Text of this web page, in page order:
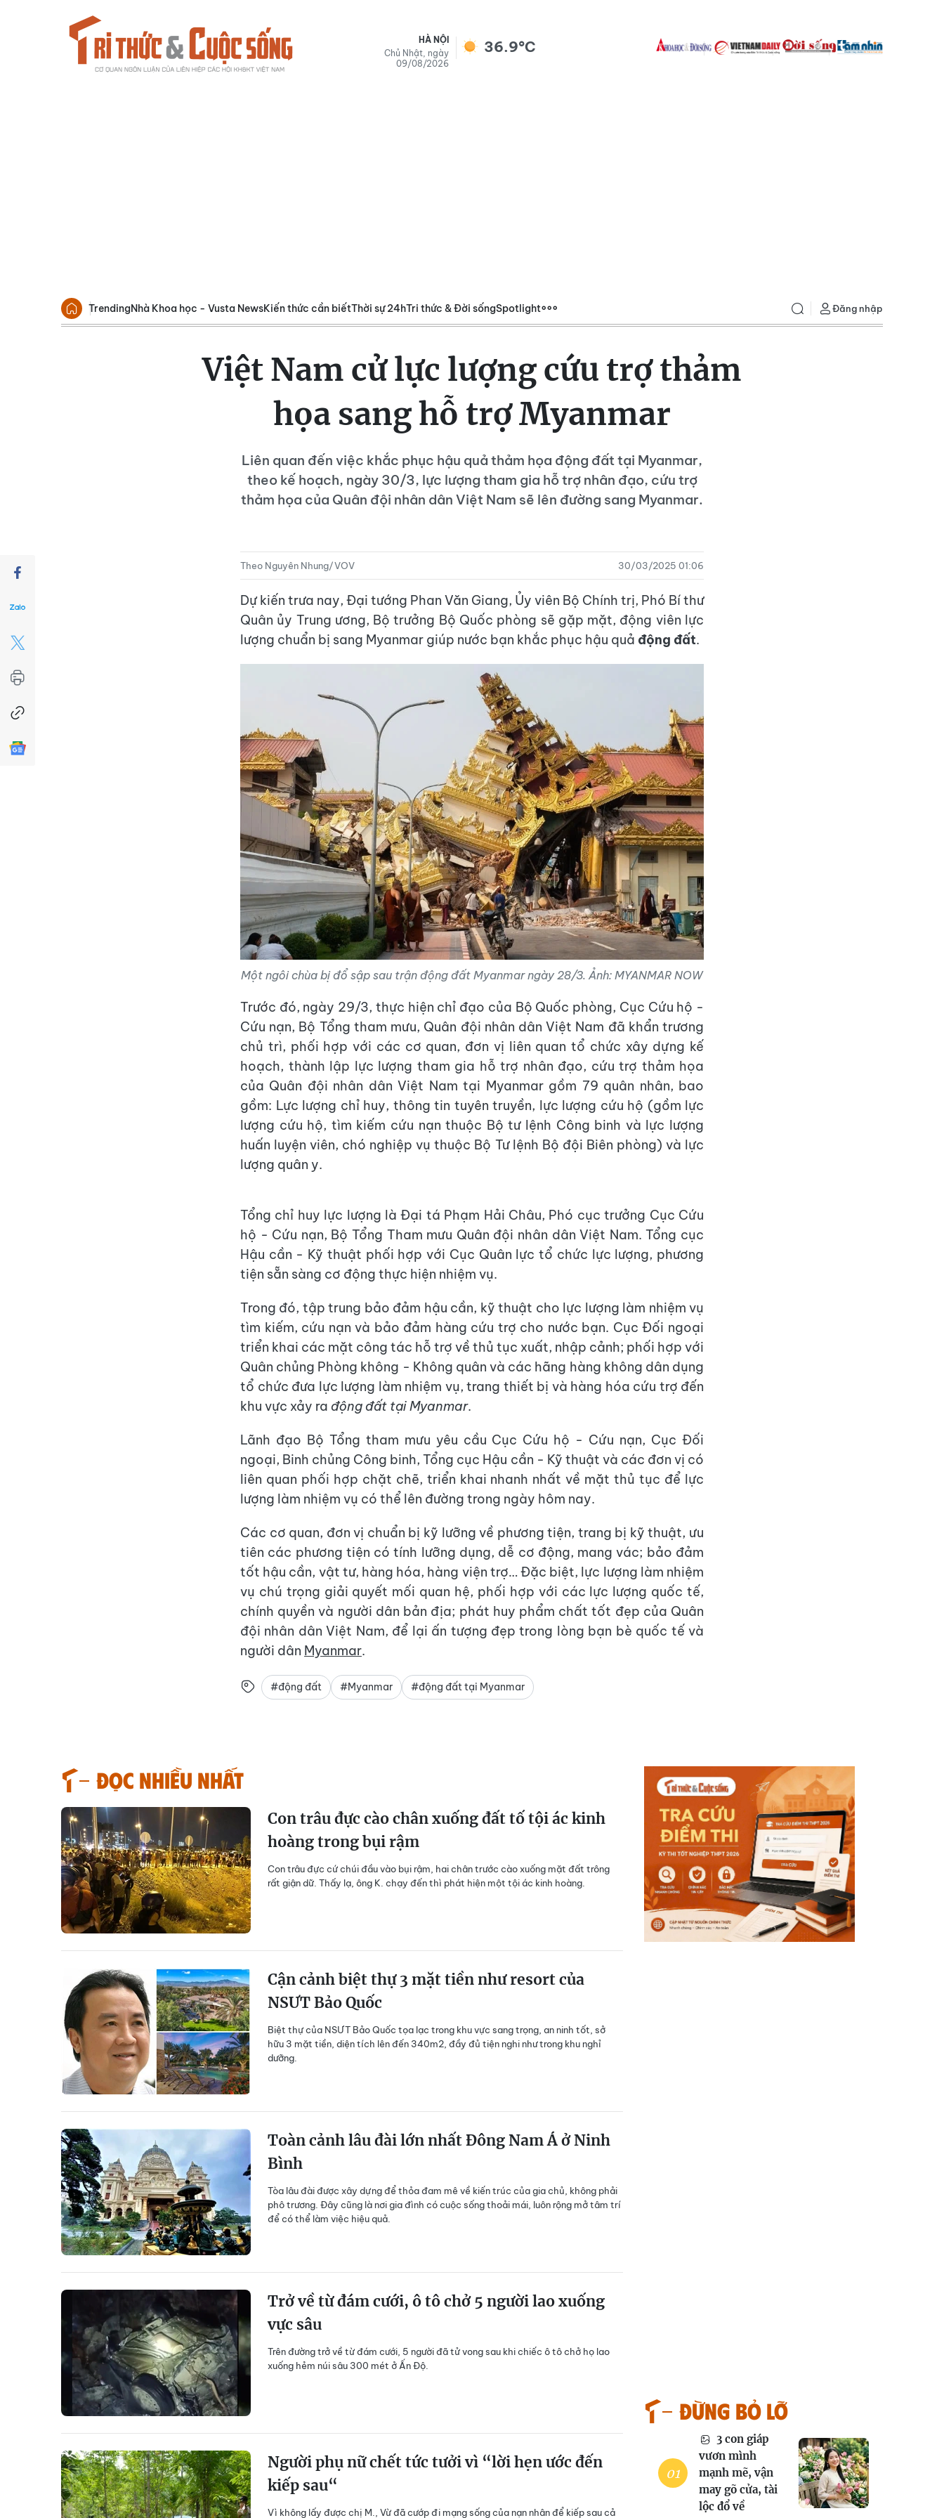
HÀ NỘI
Chủ Nhật, ngày
09/08/2026
36.9°C
TrendingNhà Khoa học - Vusta NewsKiến thức cần biếtThời sự 24hTri thức & Đời sốngSpotlight Đăng nhập
Việt Nam cử lực lượng cứu trợ thảm
họa sang hỗ trợ Myanmar
Liên quan đến việc khắc phục hậu quả thảm họa động đất tại Myanmar,
theo kế hoạch, ngày 30/3, lực lượng tham gia hỗ trợ nhân đạo, cứu trợ
thảm họa của Quân đội nhân dân Việt Nam sẽ lên đường sang Myanmar.
Theo Nguyên Nhung/VOV 30/03/2025 01:06
Dự kiến trưa nay, Đại tướng Phan Văn Giang, Ủy viên Bộ Chính trị, Phó Bí thư
Quân ủy Trung ương, Bộ trưởng Bộ Quốc phòng sẽ gặp mặt, động viên lực
lượng chuẩn bị sang Myanmar giúp nước bạn khắc phục hậu quả động đất.
Một ngôi chùa bị đổ sập sau trận động đất Myanmar ngày 28/3. Ảnh: MYANMAR NOW
Trước đó, ngày 29/3, thực hiện chỉ đạo của Bộ Quốc phòng, Cục Cứu hộ -
Cứu nạn, Bộ Tổng tham mưu, Quân đội nhân dân Việt Nam đã khẩn trương
chủ trì, phối hợp với các cơ quan, đơn vị liên quan tổ chức xây dựng kế
hoạch, thành lập lực lượng tham gia hỗ trợ nhân đạo, cứu trợ thảm họa
của Quân đội nhân dân Việt Nam tại Myanmar gồm 79 quân nhân, bao
gồm: Lực lượng chỉ huy, thông tin tuyên truyền, lực lượng cứu hộ (gồm lực
lượng cứu hộ, tìm kiếm cứu nạn thuộc Bộ tư lệnh Công binh và lực lượng
huấn luyện viên, chó nghiệp vụ thuộc Bộ Tư lệnh Bộ đội Biên phòng) và lực
lượng quân y.
Tổng chỉ huy lực lượng là Đại tá Phạm Hải Châu, Phó cục trưởng Cục Cứu
hộ - Cứu nạn, Bộ Tổng Tham mưu Quân đội nhân dân Việt Nam. Tổng cục
Hậu cần - Kỹ thuật phối hợp với Cục Quân lực tổ chức lực lượng, phương
tiện sẵn sàng cơ động thực hiện nhiệm vụ.
Trong đó, tập trung bảo đảm hậu cần, kỹ thuật cho lực lượng làm nhiệm vụ
tìm kiếm, cứu nạn và bảo đảm hàng cứu trợ cho nước bạn. Cục Đối ngoại
triển khai các mặt công tác hỗ trợ về thủ tục xuất, nhập cảnh; phối hợp với
Quân chủng Phòng không - Không quân và các hãng hàng không dân dụng
tổ chức đưa lực lượng làm nhiệm vụ, trang thiết bị và hàng hóa cứu trợ đến
khu vực xảy ra động đất tại Myanmar.
Lãnh đạo Bộ Tổng tham mưu yêu cầu Cục Cứu hộ - Cứu nạn, Cục Đối
ngoại, Binh chủng Công binh, Tổng cục Hậu cần - Kỹ thuật và các đơn vị có
liên quan phối hợp chặt chẽ, triển khai nhanh nhất về mặt thủ tục để lực
lượng làm nhiệm vụ có thể lên đường trong ngày hôm nay.
Các cơ quan, đơn vị chuẩn bị kỹ lưỡng về phương tiện, trang bị kỹ thuật, ưu
tiên các phương tiện có tính lưỡng dụng, dễ cơ động, mang vác; bảo đảm
tốt hậu cần, vật tư, hàng hóa, hàng viện trợ… Đặc biệt, lực lượng làm nhiệm
vụ chú trọng giải quyết mối quan hệ, phối hợp với các lực lượng quốc tế,
chính quyền và người dân bản địa; phát huy phẩm chất tốt đẹp của Quân
đội nhân dân Việt Nam, để lại ấn tượng đẹp trong lòng bạn bè quốc tế và
người dân Myanmar.
#động đất #Myanmar #động đất tại Myanmar
Đọc nhiều nhất
Con trâu đực cào chân xuống đất tố tội ác kinh
hoàng trong bụi rậm
Con trâu đực cứ chúi đầu vào bụi rậm, hai chân trước cào xuống mặt đất trông
rất giận dữ. Thấy lạ, ông K. chạy đến thì phát hiện một tội ác kinh hoàng.
Cận cảnh biệt thự 3 mặt tiền như resort của
NSƯT Bảo Quốc
Biệt thự của NSƯT Bảo Quốc tọa lạc trong khu vực sang trọng, an ninh tốt, sở
hữu 3 mặt tiền, diện tích lên đến 340m2, đầy đủ tiện nghi như trong khu nghỉ
dưỡng.
Toàn cảnh lâu đài lớn nhất Đông Nam Á ở Ninh
Bình
Tòa lâu đài được xây dựng để thỏa đam mê về kiến trúc của gia chủ, không phải
phô trương. Đây cũng là nơi gia đình có cuộc sống thoải mái, luôn rộng mở tâm trí
để có thể làm việc hiệu quả.
Trở về từ đám cưới, ô tô chở 5 người lao xuống
vực sâu
Trên đường trở về từ đám cưới, 5 người đã tử vong sau khi chiếc ô tô chở họ lao
xuống hẻm núi sâu 300 mét ở Ấn Độ.
Người phụ nữ chết tức tưởi vì “lời hẹn ước đến
kiếp sau“
Vì không lấy được chị M., Vừ đã cướp đi mạng sống của nạn nhân để kiếp sau cả
Đừng bỏ lỡ
3 con giáp
vươn mình
mạnh mẽ, vận
may gõ cửa, tài
lộc đổ về